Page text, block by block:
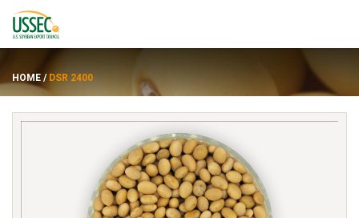
Fournisseurs
HOME / DSR 2400